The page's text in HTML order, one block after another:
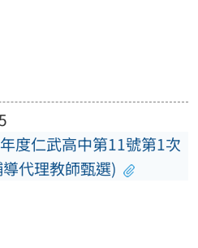
度仁武高中第11號第1次
代理教師甄選)